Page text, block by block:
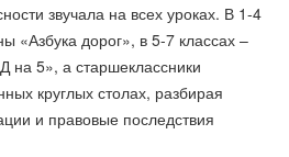
звучала на всех уроках. В 1-4
«Азбука дорог», в 5-7 классах –
на 5», а старшеклассники
круглых столах, разбирая
и правовые последствия